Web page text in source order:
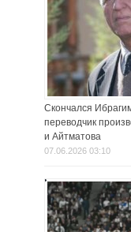
Скончался
переводчик
и Айтматова
07.06.2026 03:10